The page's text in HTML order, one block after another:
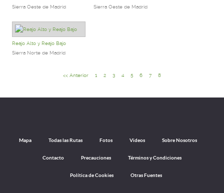
Sierra Oeste de Madrid
Sierra Oeste de Madrid
Reajo Alto y Reajo Bajo
Sierra Norte de Madrid
<< Anterior 1 2 3 4 5 6 7 8
Mapa Todas las Rutas Fotos Videos Sobre Nosotros
Contacto Precauciones Términos y Condiciones
Política de Cookies Otras Fuentes